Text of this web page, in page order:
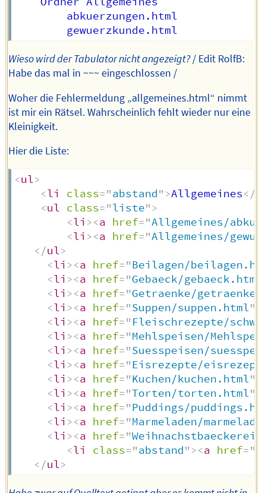
Wieso wird der Tabulator nicht angezeigt?/ Edit RolfB:
Habe das mal in ~~~ eingeschlossen /
Woher die Fehlermeldung „allgemeines.html“ nimmt
ist mir ein Rätsel. Wahrscheinlich fehlt wieder nur eine
Kleinigkeit.
Hier die Liste:
<ul>
<li class="abstand">Allgemeines</
<ul class="liste">
<li ><a href="Allgemeines/
<li ><a href="Allgemeines/
</ul>
<li ><a href="Beilagen/
<li ><a href="Gebaeck/gebaeck.html
<li ><a href="Getraenke/
<li ><a href="Suppen/suppen.html"
<li ><a href="Fleischrezepte/
<li ><a href="Mehlspeisen/
<li ><a href="Suesspeisen/
<li ><a href="Eisrezepte/
<li ><a href="Kuchen/kuchen.html"
<li ><a href="Torten/torten.html"
<li ><a href="Puddings/
<li ><a href="Marmeladen/
<li ><a href="
<li class="abstand"><a href="
</ul>